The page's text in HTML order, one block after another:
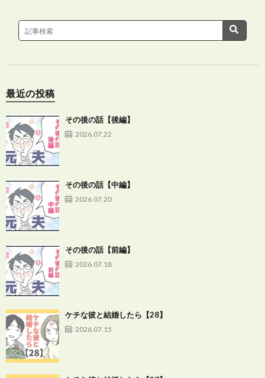
最近の投稿
その後の話【後編】
2026.07.22
その後の話【中編】
2026.07.20
その後の話【前編】
2026.07.18
ケチな彼と結婚したら【28】
2026.07.15